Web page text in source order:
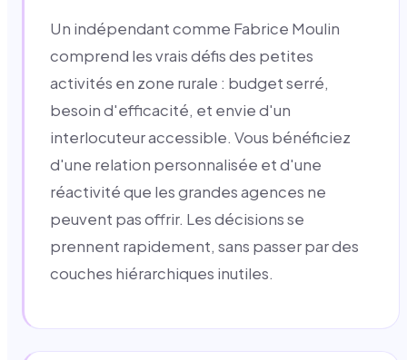
Un indépendant comme Fabrice Moulin
comprend les vrais défis des petites
activités en zone rurale : budget serré,
besoin d'efficacité, et envie d'un
interlocuteur accessible. Vous bénéficiez
d'une relation personnalisée et d'une
réactivité que les grandes agences ne
peuvent pas offrir. Les décisions se
prennent rapidement, sans passer par des
couches hiérarchiques inutiles.